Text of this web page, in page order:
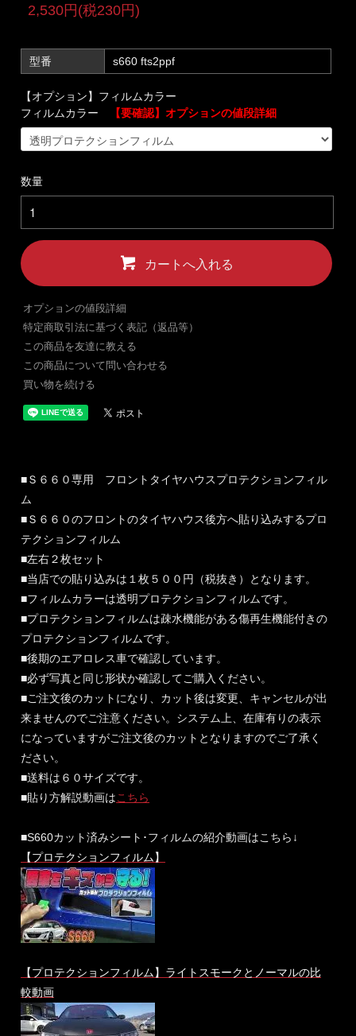
2,530円(税230円)
型番 s660 fts2ppf
【オプション】フィルムカラー
フィルムカラー
【要確認】オプションの値段詳細
数量
カートへ入れる
オプションの値段詳細
特定商取引法に基づく表記（返品等）
この商品を友達に教える
この商品について問い合わせる
買い物を続ける
■Ｓ６６０専用 フロントタイヤハウスプロテクションフィル
ム
■Ｓ６６０のフロントのタイヤハウス後方へ貼り込みするプロ
テクションフィルム
■左右２枚セット
■当店での貼り込みは１枚５００円（税抜き）となります。
■フィルムカラーは透明プロテクションフィルムです。
■プロテクションフィルムは疎水機能がある傷再生機能付きの
プロテクションフィルムです。
■後期のエアロレス車で確認しています。
■必ず写真と同じ形状か確認してご購入ください。
■ご注文後のカットになり、カット後は変更、キャンセルが出
来ませんのでご注意ください。システム上、在庫有りの表示
になっていますがご注文後のカットとなりますのでご了承く
ださい。
■送料は６０サイズです。
■貼り方解説動画はこちら
■S660カット済みシート･フィルムの紹介動画はこちら↓
【プロテクションフィルム】
【プロテクションフィルム】ライトスモークとノーマルの比
較動画